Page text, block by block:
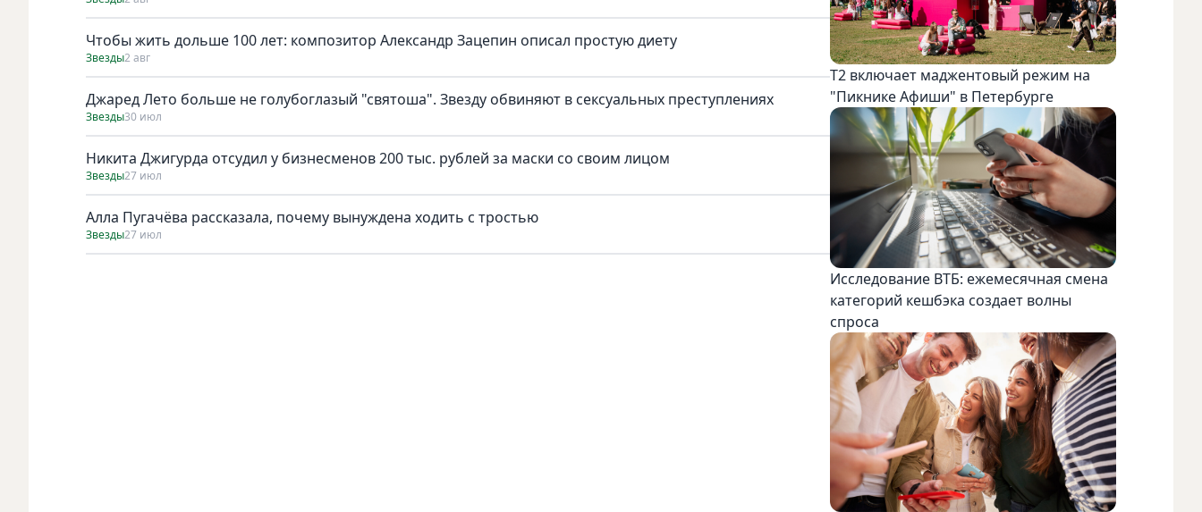
Чтобы жить дольше 100 лет: композитор Александр Зацепин описал простую диету
Звезды2 авг
Джаред Лето больше не голубоглазый "святоша". Звезду обвиняют в сексуальных преступлениях
Звезды30 июл
Никита Джигурда отсудил у бизнесменов 200 тыс. рублей за маски со своим лицом
Звезды27 июл
Алла Пугачёва рассказала, почему вынуждена ходить с тростью
Звезды27 июл
Т2 включает маджентовый режим на
"Пикнике Афиши" в Петербурге
Исследование ВТБ: ежемесячная смена
категорий кешбэка создает волны
спроса